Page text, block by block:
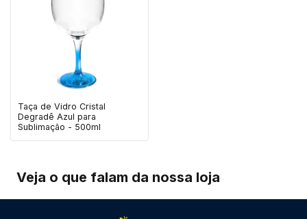
Taça de Vidro Cristal
Degradê Azul para
Sublimação - 500ml
Veja o que falam da nossa loja